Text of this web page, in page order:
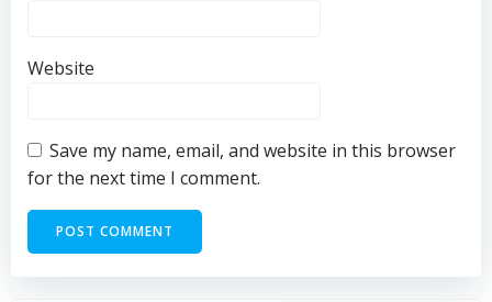
Website
Save my name, email, and website in this browser
for the next time I comment.